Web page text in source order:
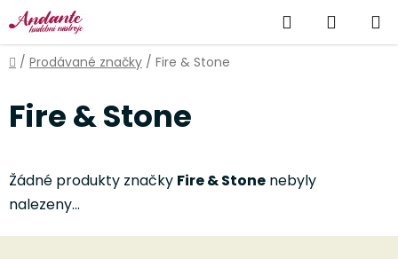
Přejít
na
obsah
Hledat
KOŠÍK
Domů
/ Prodávané značky / Fire & Stone
Fire & Stone
Žádné produkty značky Fire & Stone nebyly
nalezeny...